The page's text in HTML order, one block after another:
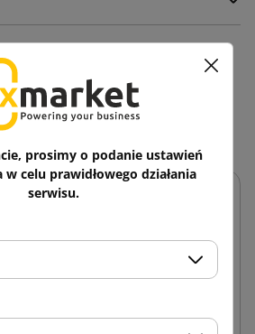
produktów w
kategorii:
prosimy o podanie ustawień
celu prawidłowego działania
serwisu.